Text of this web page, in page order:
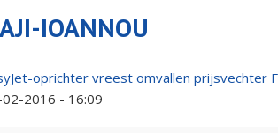
IOANNOU
oprichter vreest omvallen prijsvechter
2016 - 16:09